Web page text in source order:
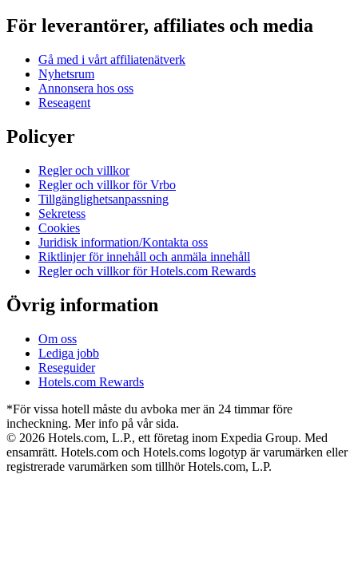
För leverantörer, affiliates och media
Gå med i vårt affiliatenätverk
Nyhetsrum
Annonsera hos oss
Reseagent
Policyer
Regler och villkor
Regler och villkor för Vrbo
Tillgänglighetsanpassning
Sekretess
Cookies
Juridisk information/Kontakta oss
Riktlinjer för innehåll och anmäla innehåll
Regler och villkor för Hotels.com Rewards
Övrig information
Om oss
Lediga jobb
Reseguider
Hotels.com Rewards
*För vissa hotell måste du avboka mer än 24 timmar före
incheckning. Mer info på vår sida.
© 2026 Hotels.com, L.P., ett företag inom Expedia Group. Med
ensamrätt. Hotels.com och Hotels.coms logotyp är varumärken eller
registrerade varumärken som tillhör Hotels.com, L.P.